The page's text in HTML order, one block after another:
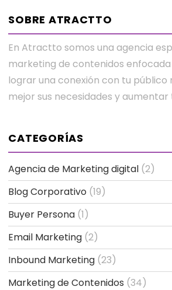
SOBRE ATRACTTO
En Atractto somos una agencia
marketing de contenidos
lograr una conexión con tu
mejor sus necesidades y aumentar
CATEGORÍAS
Agencia de Marketing digital (2)
Blog Corporativo (19)
Buyer Persona (1)
Email Marketing (2)
Inbound Marketing (23)
Marketing de Contenidos (34)